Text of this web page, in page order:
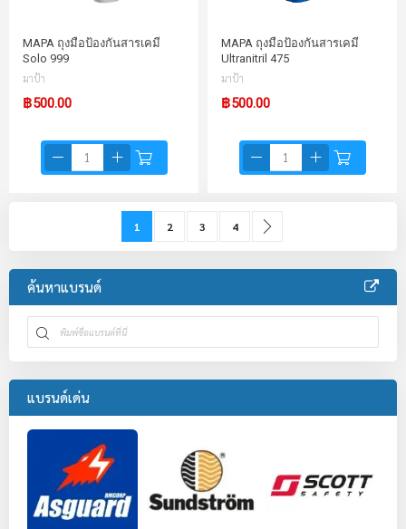
MAPA ถุงมือป้องกันสารเคมี
Solo 999
มาป้า
฿500.00
MAPA ถุงมือป้องกันสารเคมี
Ultranitril 475
มาป้า
฿500.00
You're currently reading page
1 Page
2 Page
3 Page
4
ค้นหาแบรนด์
แบรนด์เด่น